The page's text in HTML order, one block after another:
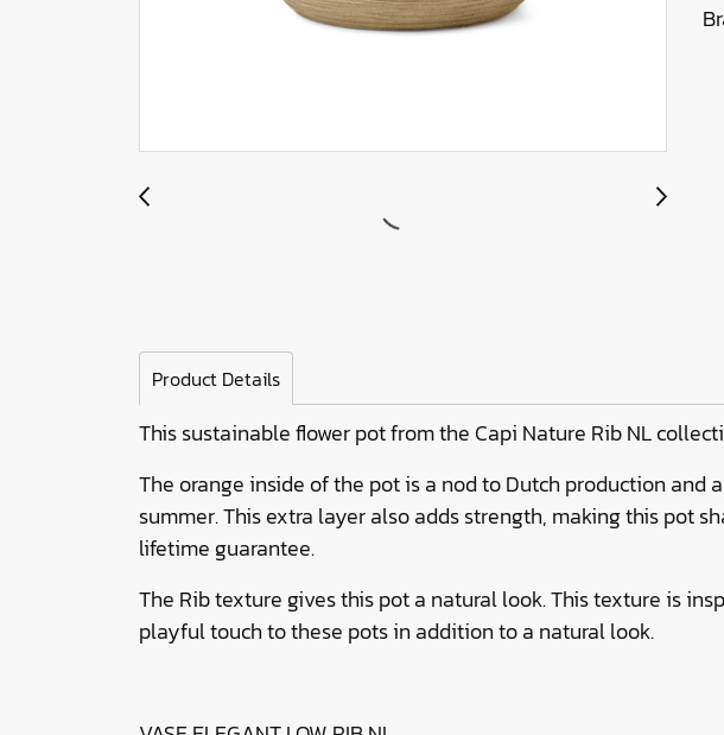
Product Details
This sustainable flower pot from the Capi Nature Rib NL
The orange inside of the pot is a nod to Dutch production
summer. This extra layer also adds strength, making this pot
lifetime guarantee.
The Rib texture gives this pot a natural look. This texture is
playful touch to these pots in addition to a natural look.